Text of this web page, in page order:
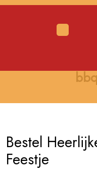
Skip
Bestel
Feestje